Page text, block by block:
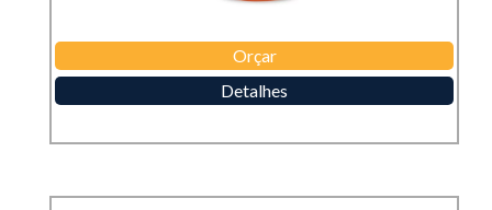
Orçar
Detalhes